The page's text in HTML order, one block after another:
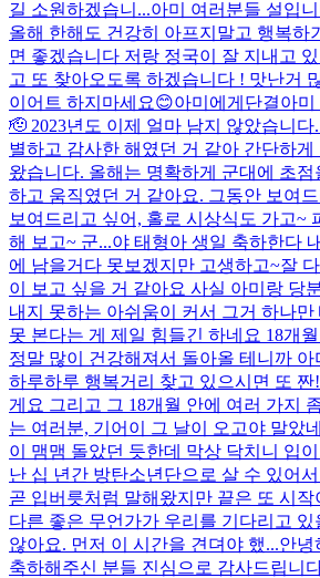
길 소원하겠습니...아미 여러분들 설입
올해 한해도 건강히 아프지말고 행복하
면 좋겠습니다 저랑 정국이 잘 지내고
고 또 찾아오도록 하겠습니다 ! 맛난거
이어트 하지마세요😊아미에게 단결아미
🫡 2023년도 이제 얼마 남지 않았습니
별하고 감사한 해였던 거 같아 간단하
왔습니다. 올해는 명확하게 군대에 초
하고 움직였던 거 같아요. 그동안 보여
보여드리고 싶어, 홀로 시상식도 가고~
해 보고~ 군...야 태형아 생일 축하한다
에 남을거다 못보겠지만 고생하고~잘
이 보고 싶을 거 같아요 사실 아미랑 당
내지 못하는 아쉬움이 커서 그거 하나
못 본다는 게 제일 힘들긴 하네요 18개
정말 많이 건강해져서 돌아올 테니까
하루하루 행복거리 찾고 있으시면 또
게요 그리고 그 18개월 안에 여러 가지
는 여러분, 기어이 그 날이 오고야 말았
이 맴맴 돌았던 듯한데 막상 닥치니 입
난 십 년간 방탄소년단으로 살 수 있어
곧 입버릇처럼 말해왔지만 끝은 또 시작
다른 좋은 무언가가 우리를 기다리고 있
않아요. 먼저 이 시간을 견뎌야 했...안녕
축하해주신 분들 진심으로 감사드립니